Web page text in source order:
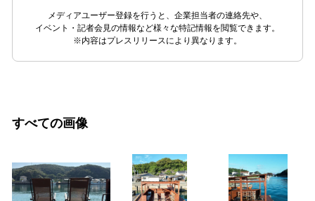
メディアユーザー登録を行うと、企業担当者の連絡先や、
イベント・記者会見の情報など様々な特記情報を閲覧できます。
※内容はプレスリリースにより異なります。
すべての画像